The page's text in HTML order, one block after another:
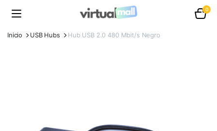
0
Inicio USB Hubs Hub USB 2.0 480 Mbit/s Negro